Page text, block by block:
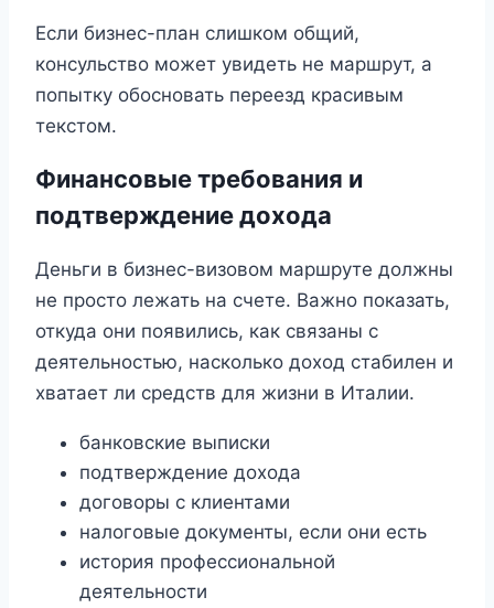
Если бизнес-план слишком общий,
консульство может увидеть не маршрут, а
попытку обосновать переезд красивым
текстом.
Финансовые требования и
подтверждение дохода
Деньги в бизнес-визовом маршруте должны
не просто лежать на счете. Важно показать,
откуда они появились, как связаны с
деятельностью, насколько доход стабилен и
хватает ли средств для жизни в Италии.
банковские выписки
подтверждение дохода
договоры с клиентами
налоговые документы, если они есть
история профессиональной
деятельности